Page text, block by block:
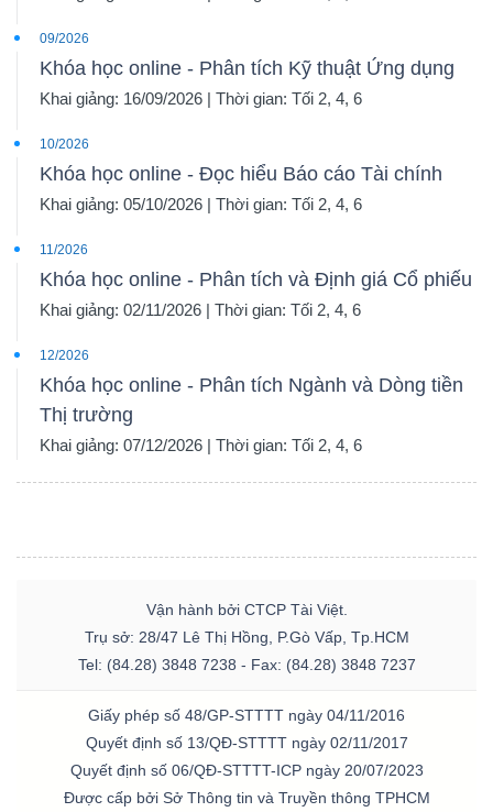
09/2026
Khóa học online - Phân tích Kỹ thuật Ứng dụng
Khai giảng: 16/09/2026 | Thời gian: Tối 2, 4, 6
10/2026
Khóa học online - Đọc hiểu Báo cáo Tài chính
Khai giảng: 05/10/2026 | Thời gian: Tối 2, 4, 6
11/2026
Khóa học online - Phân tích và Định giá Cổ phiếu
Khai giảng: 02/11/2026 | Thời gian: Tối 2, 4, 6
12/2026
Khóa học online - Phân tích Ngành và Dòng tiền
Thị trường
Khai giảng: 07/12/2026 | Thời gian: Tối 2, 4, 6
Vận hành bởi CTCP Tài Việt.
Trụ sở: 28/47 Lê Thị Hồng, P.Gò Vấp, Tp.HCM
Tel: (84.28) 3848 7238 - Fax: (84.28) 3848 7237
Giấy phép số 48/GP-STTTT ngày 04/11/2016
Quyết định số 13/QĐ-STTTT ngày 02/11/2017
Quyết định số 06/QĐ-STTTT-ICP ngày 20/07/2023
Được cấp bởi Sở Thông tin và Truyền thông TPHCM